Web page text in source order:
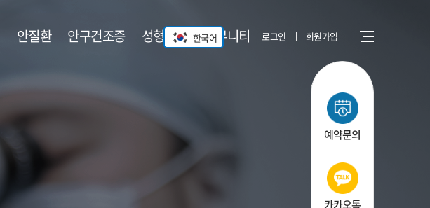
안질환 안구건조증 성형안과 커뮤니티
한국어 로그인 회원가입
예약문의
카카오톡